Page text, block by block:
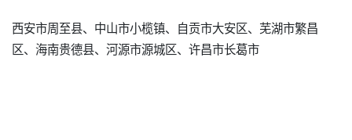
西安市周至县、中山市小榄镇、自贡市大安区、芜湖市繁昌
区、海南贵德县、河源市源城区、许昌市长葛市